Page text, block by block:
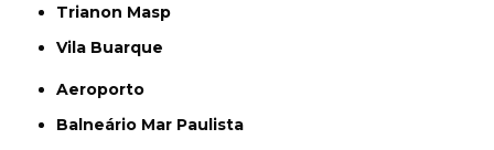
Trianon Masp
Vila Buarque
Aeroporto
Balneário Mar Paulista